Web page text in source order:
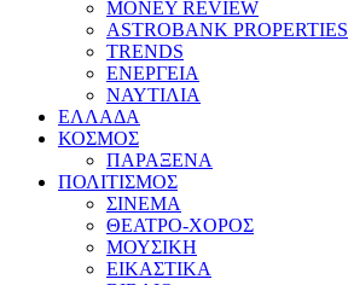
MONEY REVIEW
ASTROBANK PROPERTIES
TRENDS
ΕΝΕΡΓΕΙΑ
ΝΑΥΤΙΛΙΑ
ΕΛΛΑΔΑ
ΚΟΣΜΟΣ
ΠΑΡΑΞΕΝΑ
ΠΟΛΙΤΙΣΜΟΣ
ΣΙΝΕΜΑ
ΘΕΑΤΡΟ-ΧΟΡΟΣ
ΜΟΥΣΙΚΗ
ΕΙΚΑΣΤΙΚΑ